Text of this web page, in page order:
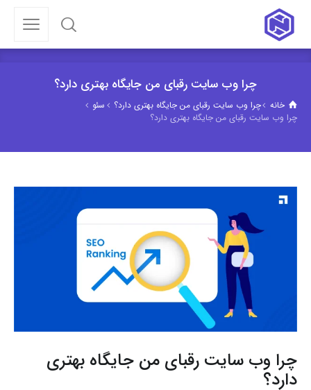
چرا وب سایت رقبای من جایگاه بهتری دارد؟
خانه چرا وب سایت رقبای من جایگاه بهتری دارد؟
سئو
چرا وب سایت رقبای من جایگاه بهتری دارد؟
چرا وب سایت رقبای من جایگاه بهتری
دارد؟